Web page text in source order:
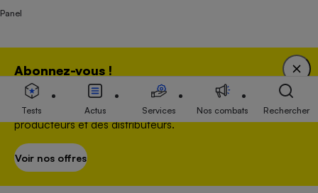
Abonnez-vous !
Bénéficiez d'une expertise unique tout en soutenant
une association 100 % indépendante de l'Etat, des
producteurs et des distributeurs.
Voir nos offres
Panel
Association indépendante de l’État, des syndicats, des producteurs et des
distributeurs depuis 1951.
Tests Actus Services Nos combats Rechercher